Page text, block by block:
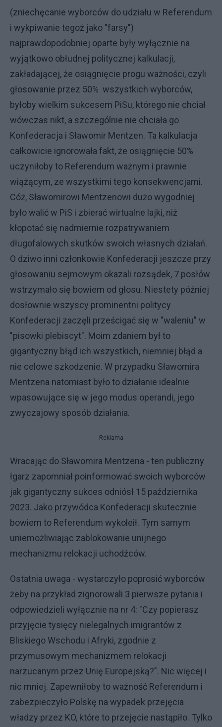
(zniechęcanie wyborców do udziału w Referendum
i wykpiwanie tegoż jako "farsy")
najprawdopodobniej oparte były wyłącznie na
wyjątkowo obłudnej politycznej kalkulacji,
zakładającej, że osiągnięcie progu ważności, czyli
głosowanie przez 50% wszystkich wyborców,
byłoby wielkim sukcesem PiSu, którego nie chciał
wówczas nikt, a szczególnie nie chciała go
Konfederacja i Sławomir Mentzen. Ta kalkulacja
całkowicie ignorowała fakt, że osiągnięcie 50%
uczyniłoby to Referendum ważnym i prawnie
wiążącym, ze wszystkimi tego konsekwencjami.
Cóż, Sławomirowi Mentzenowi dużo wygodniej
było walić w PiS i zbierać wirtualne lajki, niż
kłopotać się nadmiernie rozpatrywaniem
długofalowych skutków swoich własnych działań.
O dziwo inni członkowie Konfederacji jeszcze przy
głosowaniu sejmowym okazali rozsądek, 7 posłów
wstrzymało się bowiem od głosu. Niestety później
dosłownie wszyscy prominentni politycy
Konfederacji zaczęli prześcigać się w "waleniu" w
"pisowki plebiscyt". Moim zdaniem był to
gigantyczny błąd ich wszystkich, niemniej błąd a
nie celowe szkodzenie. W przypadku Sławomira
Mentzena natomiast było to działanie idealnie
wpasowujące się w jego modus operandi, jego
zwyczajowy sposób działania.
Reklama
Wracając do Sławomira Mentzena - ten publiczny
łgarz zapomniał poinformować swoich wyborców
jak gigantyczny sukces odniósł 15 października
2023. Jako przywódca Konfederacji skutecznie
bowiem to Referendum wykoleił. Tym samym
uniemożliwiając zablokowanie unijnego
mechanizmu relokacji uchodźców.
Ostatnia uwaga - wystarczyło poprosić wyborców
żeby na przykład zignorowali 3 pierwsze pytania i
odpowiedzieli wyłącznie na nr 4: "Czy popierasz
przyjęcie tysięcy nielegalnych imigrantów z
Bliskiego Wschodu i Afryki, zgodnie z
przymusowym mechanizmem relokacji
narzucanym przez Unię Europejską?". Nic więcej i
nic mniej. Zapewniłoby to ważność Referendum i
zabezpieczyło Polskę na wypadek przejęcia
władzy przez KO, które to przejęcie nastąpiło. Tylko